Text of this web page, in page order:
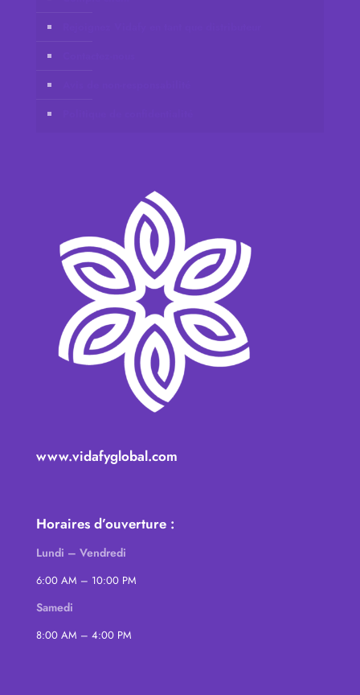
www.vidafyglobal.com
Horaires d’ouverture :
Lundi – Vendredi
6:00 AM – 10:00 PM
Samedi
8:00 AM – 4:00 PM